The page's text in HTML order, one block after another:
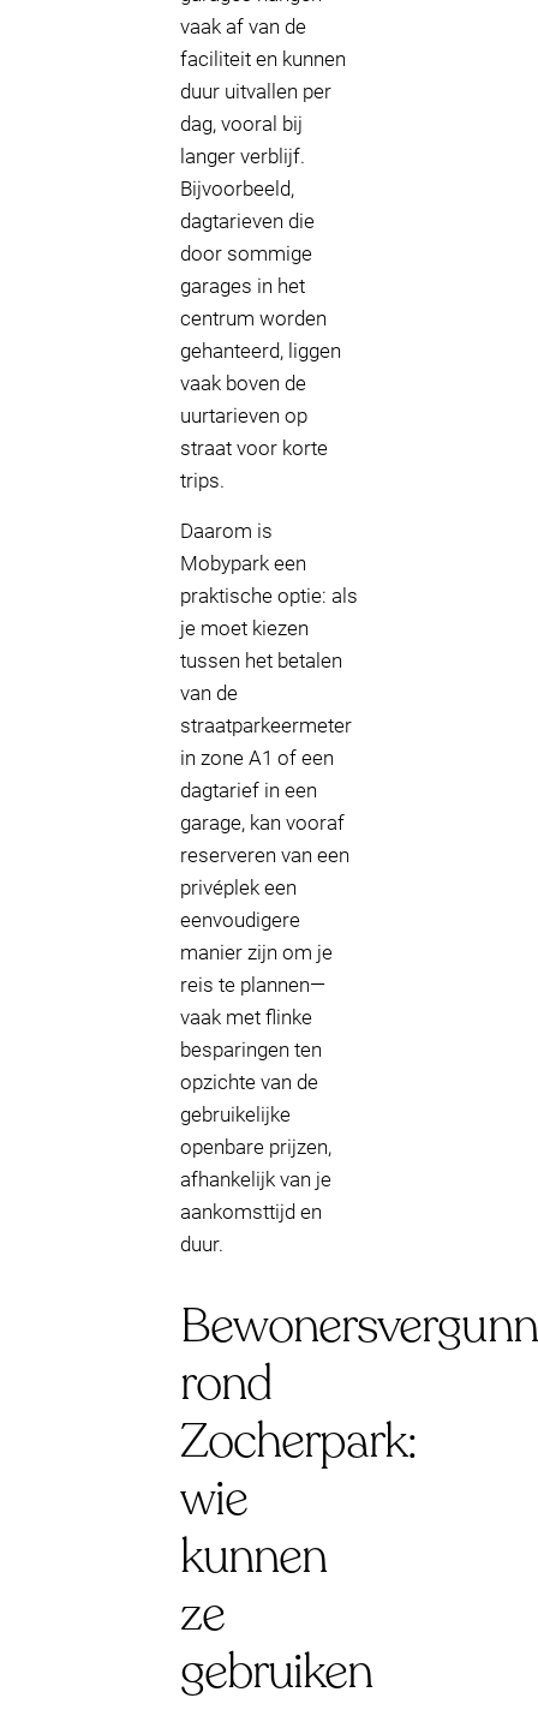
vaak af van de
faciliteit en kunnen
duur uitvallen per
dag, vooral bij
langer verblijf.
Bijvoorbeeld,
dagtarieven die
door sommige
garages in het
centrum worden
gehanteerd, liggen
vaak boven de
uurtarieven op
straat voor korte
trips.
Daarom is
Mobypark een
praktische optie: als
je moet kiezen
tussen het betalen
van de
straatparkeermeter
in zone A1 of een
dagtarief in een
garage, kan vooraf
reserveren van een
privéplek een
eenvoudigere
manier zijn om je
reis te plannen—
vaak met flinke
besparingen ten
opzichte van de
gebruikelijke
openbare prijzen,
afhankelijk van je
aankomsttijd en
duur.
rond
Zocherpark:
wie
kunnen
ze
gebruiken